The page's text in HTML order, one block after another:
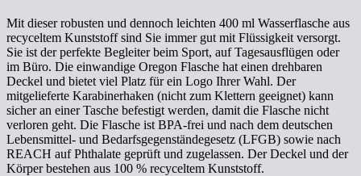
Mit dieser robusten und dennoch leichten 400 ml Wasserflasche aus
recyceltem Kunststoff sind Sie immer gut mit Flüssigkeit versorgt.
Sie ist der perfekte Begleiter beim Sport, auf Tagesausflügen oder
im Büro. Die einwandige Oregon Flasche hat einen drehbaren
Deckel und bietet viel Platz für ein Logo Ihrer Wahl. Der
mitgelieferte Karabinerhaken (nicht zum Klettern geeignet) kann
sicher an einer Tasche befestigt werden, damit die Flasche nicht
verloren geht. Die Flasche ist BPA-frei und nach dem deutschen
Lebensmittel- und Bedarfsgegenständegesetz (LFGB) sowie nach
REACH auf Phthalate geprüft und zugelassen. Der Deckel und der
Körper bestehen aus 100 % recyceltem Kunststoff.